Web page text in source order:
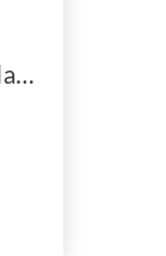
Vende-se esta vivenda V4 no codomínio Kassama Resdencial na via Express Engvia